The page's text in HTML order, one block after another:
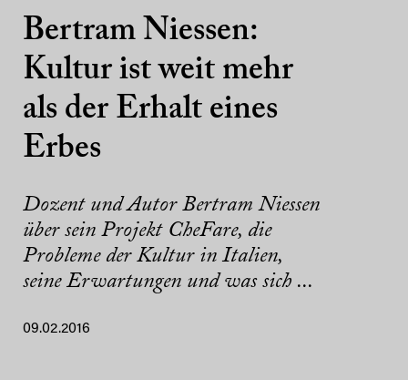
Bertram Niessen:
Kultur ist weit mehr
als der Erhalt eines
Erbes
Dozent und Autor Bertram Niessen
über sein Projekt CheFare, die
Probleme der Kultur in Italien,
seine Erwartungen und was sich ...
09.02.2016